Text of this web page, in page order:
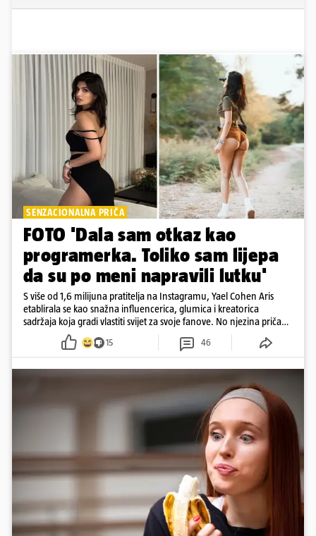
SENZACIONALNA PRIČA
FOTO 'Dala sam otkaz kao
programerka. Toliko sam lijepa
da su po meni napravili lutku'
S više od 1,6 milijuna pratitelja na Instagramu, Yael Cohen Aris
etablirala se kao snažna influencerica, glumica i kreatorica
sadržaja koja gradi vlastiti svijet za svoje fanove. No njezina priča
pokazuje da online slava dolazi i s neočekivanim izazovima
15 46